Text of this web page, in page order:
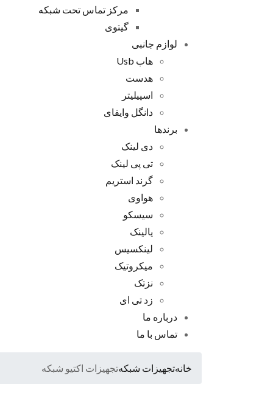
مرکز تماس تحت شبکه
گیتوی
لوازم جانبی
هاب Usb
هدست
اسپیلیتر
دانگل وایفای
برندها
دی لینک
تی پی لینک
گرند استریم
هواوی
سیسکو
یالینک
لینکسیس
میکروتیک
نزتک
زد تی ای
درباره ما
تماس با ما
خانهتجهیزات شبکهتجهیزات اکتیو شبکه